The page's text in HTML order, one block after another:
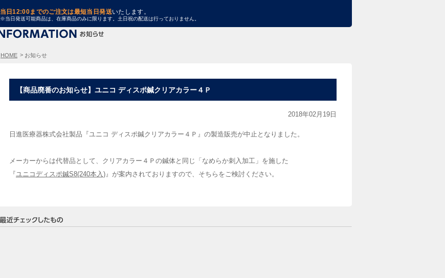
当日12:00までのご注文は最短当日発送いたします。
※当日発送可能商品は、在庫商品のみに限ります。土日祝の配送は行っておりません。
HOME お知らせ
【商品廃番のお知らせ】ユニコ ディスポ鍼クリアカラー４Ｐ
2018年02月19日
日進医療器株式会社製品『ユニコ ディスポ鍼クリアカラー４Ｐ』の製造販売が中止となりました。
メーカーからは代替品として、クリアカラー４Ｐの鍼体と同じ「なめらか刺入加工」を施した
『ユニコディスポ鍼S8(240本入)』が案内されておりますので、そちらをご検討ください。